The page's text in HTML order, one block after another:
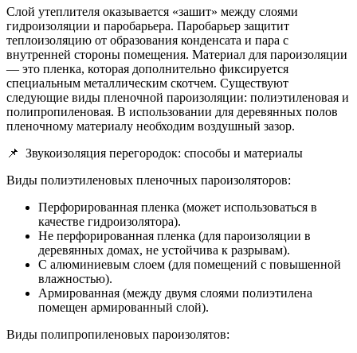
Слой утеплителя оказывается «зашит» между слоями
гидроизоляции и паробарьера. Паробарьер защитит
теплоизоляцию от образования конденсата и пара с
внутренней стороны помещения. Материал для пароизоляции
— это пленка, которая дополнительно фиксируется
специальным металлическим скотчем. Существуют
следующие виды пленочной пароизоляции: полиэтиленовая и
полипропиленовая. В использовании для деревянных полов
пленочному материалу необходим воздушный зазор.
📌 Звукоизоляция перегородок: способы и материалы
Виды полиэтиленовых пленочных пароизоляторов:
Перфорированная пленка (может использоваться в
качестве гидроизолятора).
Не перфорированная пленка (для пароизоляции в
деревянных домах, не устойчива к разрывам).
С алюминиевым слоем (для помещений с повышенной
влажностью).
Армированная (между двумя слоями полиэтилена
помещен армированный слой).
Виды полипропиленовых пароизолятов: